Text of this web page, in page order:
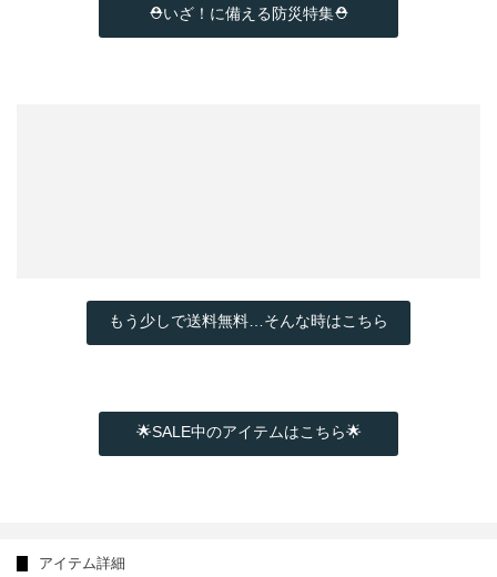
⛑いざ！に備える防災特集⛑
もう少しで送料無料…そんな時はこちら
🌟SALE中のアイテムはこちら🌟
アイテム詳細